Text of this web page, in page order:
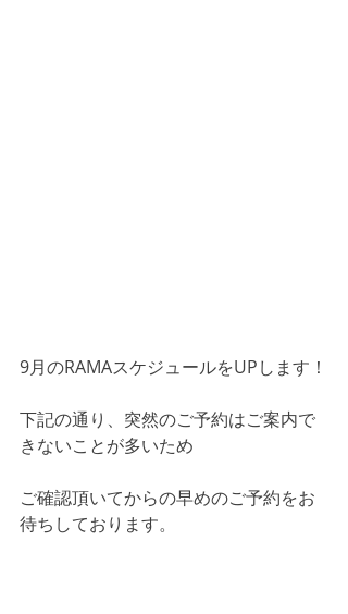
9月のRAMAスケジュールをUPします！
下記の通り、突然のご予約はご案内で
きないことが多いため
ご確認頂いてからの早めのご予約をお
待ちしております。